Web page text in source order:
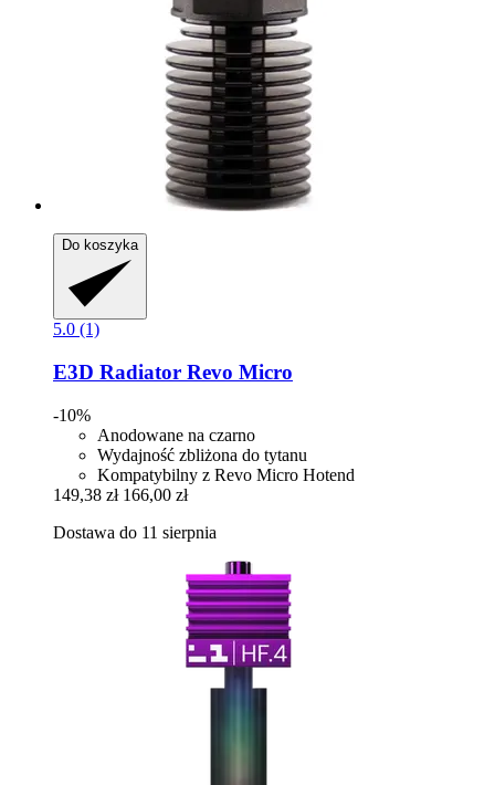
Do koszyka
5.0 (1)
E3D Radiator Revo Micro
-10%
Anodowane na czarno
Wydajność zbliżona do tytanu
Kompatybilny z Revo Micro Hotend
149,38 zł 166,00 zł
Dostawa do 11 sierpnia